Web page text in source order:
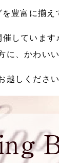
を豊富に揃え
しています♪
、かわい
越しくださ